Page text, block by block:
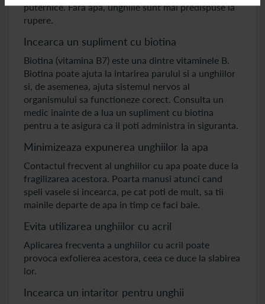
puternice. Fara apa, unghiile sunt mai predispuse la
rupere.
Incearca un supliment cu biotina
Biotina (vitamina B7) este una dintre vitaminele B.
Biotina poate ajuta la intarirea parului si a unghiilor
si, de asemenea, ajuta sistemul nervos al
organismului sa functioneze corect. Consulta un
medic inainte de a lua un supliment cu biotina
pentru a te asigura ca il poti administra in siguranta.
Minimizeaza expunerea unghiilor la apa
Contactul frecvent al unghiilor cu apa poate duce la
fragilizarea acestora. Poarta manusi atunci cand
speli vasele si incearca, pe cat poti de mult, sa tii
mainile departe de apa in timp ce faci baie.
Evita utilizarea unghiilor cu acril
Aplicarea frecventa a unghiilor cu acril poate
provoca exfolierea acestora, ceea ce duce la slabirea
lor.
Incearca un intaritor pentru unghii